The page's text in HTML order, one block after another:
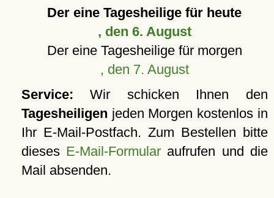
Der eine Tagesheilige für heute
, den 6. August
Der eine Tagesheilige für morgen
, den 7. August
Service: Wir schicken Ihnen den
Tagesheiligen jeden Morgen kostenlos in
Ihr E-Mail-Postfach. Zum Bestellen bitte
dieses E-Mail-Formular aufrufen und die
Mail absenden.